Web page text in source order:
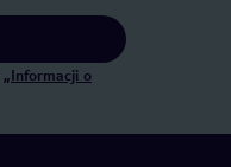
„Informacji o